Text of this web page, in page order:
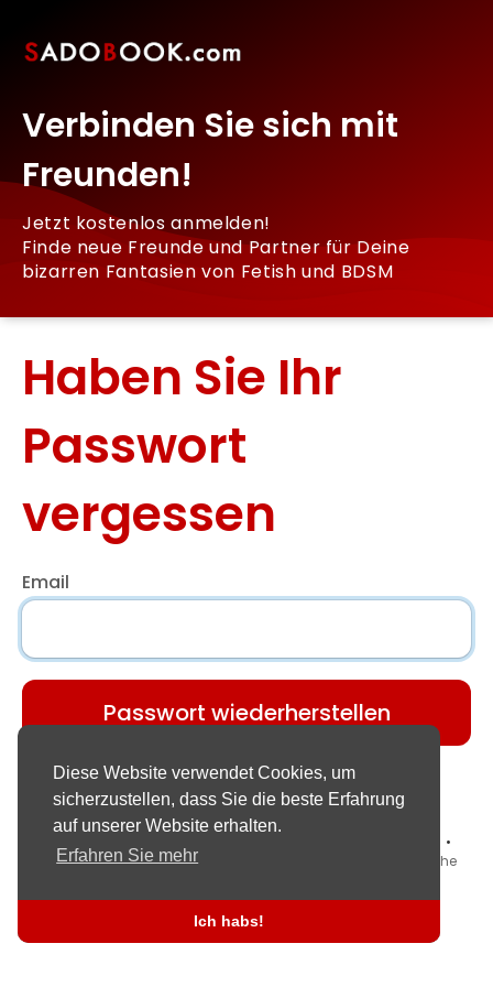
Diese Website verwendet Cookies, um
sicherzustellen, dass Sie die beste Erfahrung
auf unserer Website erhalten.
Erfahren Sie mehr
Ich habs!
Verbinden Sie sich mit
Freunden!
Jetzt kostenlos anmelden!
Finde neue Freunde und Partner für Deine
bizarren Fantasien von Fetish und BDSM
Haben Sie Ihr
Passwort
vergessen
Email
Passwort wiederherstellen
Hast du schon ein Konto?Anmelden
•
Kontaktiere uns•Über Uns Sprache